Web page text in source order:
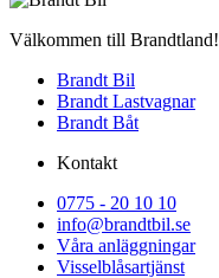
Välkommen till Brandtland!
Brandt Bil
Brandt Lastvagnar
Brandt Båt
Kontakt
0775 - 20 10 10
info@brandtbil.se
Våra anläggningar
Visselblåsartjänst